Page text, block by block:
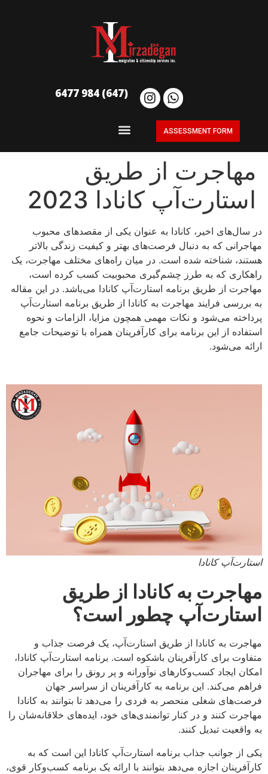
(647) 984 6477
ASSESSMENT FORM
مهاجرت از طریق
استارت‌آپ کانادا 2023
در سال‌های اخیر، کانادا به عنوان یکی از مقصدهای محبوب
مهاجرانی که به دنبال فرصت‌های بهتر و کیفیت زندگی بالاتر
هستند، شناخته شده است. در میان راه‌های مختلف مهاجرت، یک
راهکاری که به طرز چشم‌گیری محبوبیت کسب کرده است،
مهاجرت از طریق برنامه استارت‌آپ کانادا می‌باشد. در این مقاله
به بررسی فرایند مهاجرت به کانادا از طریق برنامه استارت‌آپ
پرداخته می‌شود و نکات مهمی همچون مزایا، الزامات و نحوه
استفاده از این برنامه برای کارآفرینان همراه با توضیحات جامع
ارائه می‌شود.
استارت‌آپ کانادا
مهاجرت به کانادا از طریق
استارت‌آپ چطور است؟
مهاجرت به کانادا از طریق استارت‌آپ، یک فرصت جذاب و
متفاوت برای کارآفرینان باشکوه است. برنامه استارت‌آپ کانادا،
امکان ایجاد کسب‌وکارهای نوآورانه و پر رونق را برای مهاجران
فراهم می‌کند. این برنامه به کارآفرینان از سراسر جهان
فرصت‌های شغلی منحصر به فردی را می‌دهد تا بتوانند به کانادا
مهاجرت کنند و در کنار توانمندی‌های خود، ایده‌های خلاقانه‌شان را
به واقعیت تبدیل کنند.
یکی از جوانب جذاب برنامه استارت‌آپ کانادا این است که به
کارآفرینان اجازه می‌دهد بتوانند با ارائه یک برنامه کسب‌وکار قوی،